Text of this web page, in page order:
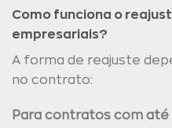
Como funciona o
empresariais?
A forma de reajuste
no contrato:
Para contratos com até